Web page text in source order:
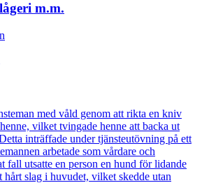
m.m.
med våld genom att rikta en kniv
vilket tvingade henne att backa ut
inträffade under tjänsteutövning på ett
arbetade som vårdare och
fall utsatte en person en hund för lidande
hårt slag i huvudet, vilket skedde utan